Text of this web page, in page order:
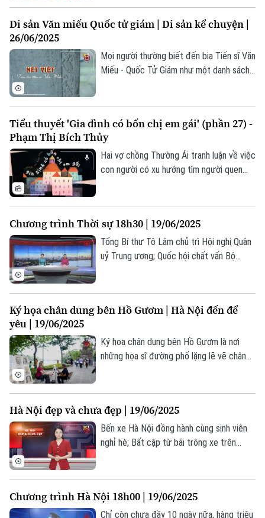
Chuyên mục
Thời sự
Hà Nội
Chính trị
Xã hội
An ninh trật tự
Hà Nội
Nhịp sống Hà Nội
Khoảnh khắc Hà Nội
Thế giới
Quân sự
nhiều di tích chứa đựng nhiều giá trị kiến
Di sản Văn miếu Quốc tử giám | Di sản kể chuyện |
26/06/2025
Mọi người thường biết đến bia Tiến sĩ Văn
Miếu - Quốc Tử Giám như một danh sách
họa về văn hóa thẩm mỹ của người xưa.
Tiểu thuyết 'Gia đình có bốn chị em gái' (phần 27) -
Phạm Thị Bích Thủy
Hai vợ chồng Thường Ái tranh luận về việc
con người có xu hướng tìm người quen
sử các nền văn minh. Tuy nhiên, theo đà
tiến hóa xã hội, công việc thường lựa
chọn người có năng lực thay vì dựa vào
Chương trình Thời sự 18h30 | 19/06/2025
Tổng Bí thư Tô Lâm chủ trì Hội nghị Quân
uỷ Trung ương; Quốc hội chất vấn Bộ
trong chương trình Thời sự 18h30 hôm
Ký họa chân dung bên Hồ Gươm | Hà Nội đến để
yêu | 19/06/2025
Ký hoạ chân dung bên Hồ Gươm là nơi
những họa sĩ đường phố lặng lẽ vẽ chân
Hà Nội đẹp và chưa đẹp | 19/06/2025
Bến xe Hà Nội đồng hành cùng sinh viên
nghỉ hè; Bất cập từ bãi trông xe trên
hôm nay.
Chương trình Hà Nội 18h00 | 19/06/2025
Chỉ còn chưa đầy 10 ngày nữa, hàng triệu